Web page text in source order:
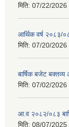
मिति: 07/22/2026
आर्थिक वर्ष २०८३/
मिति: 07/20/2026
बार्षिक बजेट
मिति: 07/02/2026
आ.व २०८२/०८३
मिति: 08/07/2025